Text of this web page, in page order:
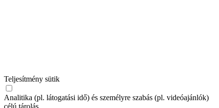
Teljesítmény sütik
Analitika (pl. látogatási idő) és személyre szabás (pl. videóajánlók)
célú tárolás.